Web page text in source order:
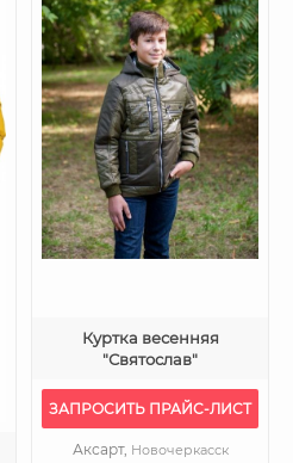
Куртка весенняя
"Святослав"
ЗАПРОСИТЬ ПРАЙС-ЛИСТ
Аксарт, Новочеркасск